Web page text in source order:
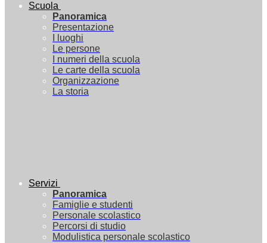
Scuola
Panoramica
Presentazione
I luoghi
Le persone
I numeri della scuola
Le carte della scuola
Organizzazione
La storia
Servizi
Panoramica
Famiglie e studenti
Personale scolastico
Percorsi di studio
Modulistica personale scolastico